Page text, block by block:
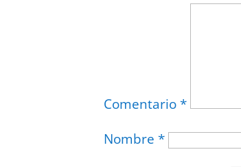
Comentario *
Nombre *